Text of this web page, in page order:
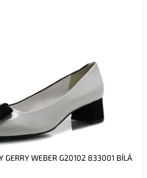
GERRY WEBER G20102 833001 BÍLÁ